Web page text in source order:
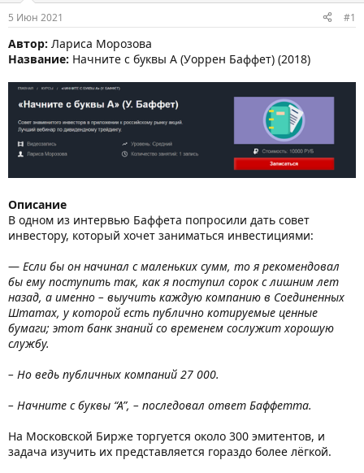
м
ы
а
л
а
5 Июн 2021 #1
Автор: Лариса Морозова
Название: Начните с буквы А (Уоррен Баффет) (2018)
Описание
В одном из интервью Баффета попросили дать совет
инвестору, который хочет заниматься инвестициями:
— Если бы он начинал с маленьких сумм, то я рекомендовал
бы ему поступить так, как я поступил сорок с лишним лет
назад, а именно – выучить каждую компанию в Соединенных
Штатах, у которой есть публично котируемые ценные
бумаги; этот банк знаний со временем сослужит хорошую
службу.
– Но ведь публичных компаний 27 000.
– Начните с буквы “А”, – последовал ответ Баффетта.
На Московской Бирже торгуется около 300 эмитентов, и
задача изучить их представляется гораздо более лёгкой.